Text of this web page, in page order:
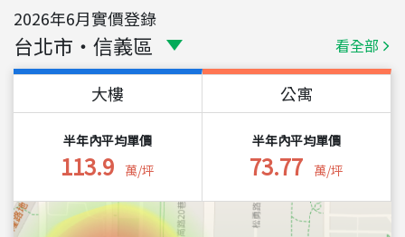
2026年6月實價登錄
台北市 ・ 信義區 看全部
大樓
半年內平均單價
113.9 萬/坪
公寓
半年內平均單價
73.77 萬/坪